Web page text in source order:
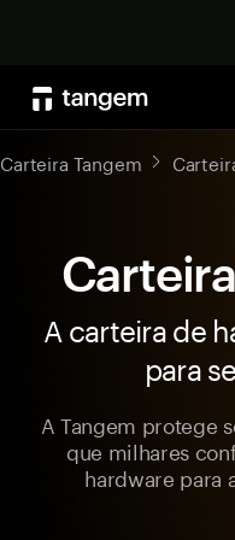
Carteira Tangem
A carteira de
para
A Tangem protege
que milhares
hardware para